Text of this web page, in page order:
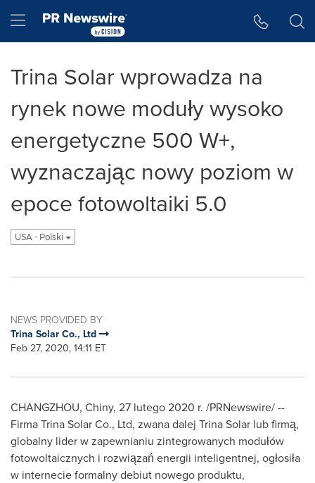
Hamburger menu
Trina Solar wprowadza na
rynek nowe moduły wysoko
energetyczne 500 W+,
wyznaczając nowy poziom w
epoce fotowoltaiki 5.0
USA - Polski
NEWS PROVIDED BY
Trina Solar Co., Ltd
Feb 27, 2020, 14:11 ET
CHANGZHOU, Chiny, 27 lutego 2020 r. /PRNewswire/ --
Firma Trina Solar Co., Ltd, zwana dalej Trina Solar lub firmą,
globalny lider w zapewnianiu zintegrowanych modułów
fotowoltaicznych i rozwiązań energii inteligentnej, ogłosiła
w internecie formalny debiut nowego produktu,